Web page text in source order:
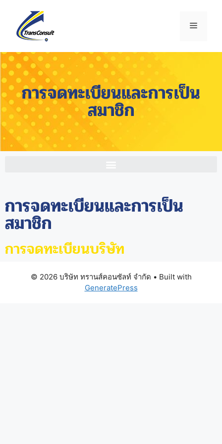
การจดทะเบียนและการเป็น
สมาชิก
การจดทะเบียนและการเป็น
สมาชิก
การจดทะเบียนบริษัท
© 2026 บริษัท ทรานส์คอนซัลท์ จำกัด • Built with
GeneratePress